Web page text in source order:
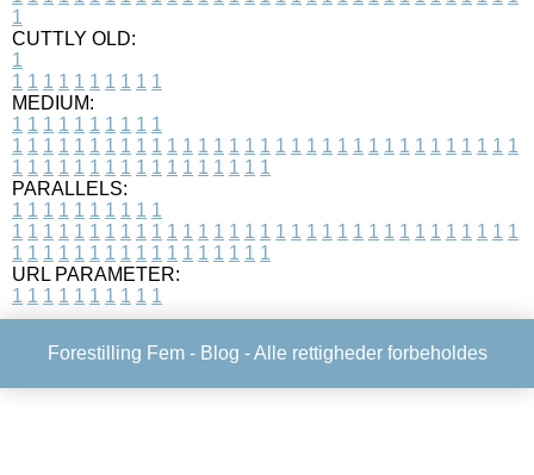
1
CUTTLY OLD:
1
1 1 1 1 1 1 1 1 1 1
MEDIUM:
1 1 1 1 1 1 1 1 1 1
1 1 1 1 1 1 1 1 1 1 1 1 1 1 1 1 1 1 1 1 1 1 1 1 1 1 1 1 1 1 1 1 1
1 1 1 1 1 1 1 1 1 1 1 1 1 1 1 1 1
PARALLELS:
1 1 1 1 1 1 1 1 1 1
1 1 1 1 1 1 1 1 1 1 1 1 1 1 1 1 1 1 1 1 1 1 1 1 1 1 1 1 1 1 1 1 1
1 1 1 1 1 1 1 1 1 1 1 1 1 1 1 1 1
URL PARAMETER:
1 1 1 1 1 1 1 1 1 1
Forestilling Fem - Blog - Alle rettigheder forbeholdes